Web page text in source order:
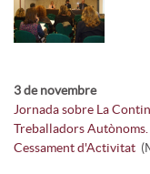
3 de novembre
Jornada sobre La
Treballadors
Cessament d'Activitat